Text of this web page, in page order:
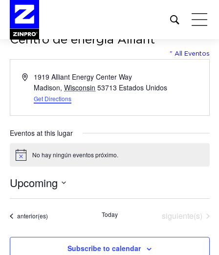
Open
site
form
Buscar:
Centro de energía Alliant
" All Eventos
Address1919 Alliant Energy Center Way
Madison, Wisconsin 53713 Estados Unidos
Get Directions
Eventos at this lugar
Notice No hay ningún eventos próximo.
Upcoming
Eventos
anterior(es) Today Eventos
siguiente(s)
Subscribe to calendar